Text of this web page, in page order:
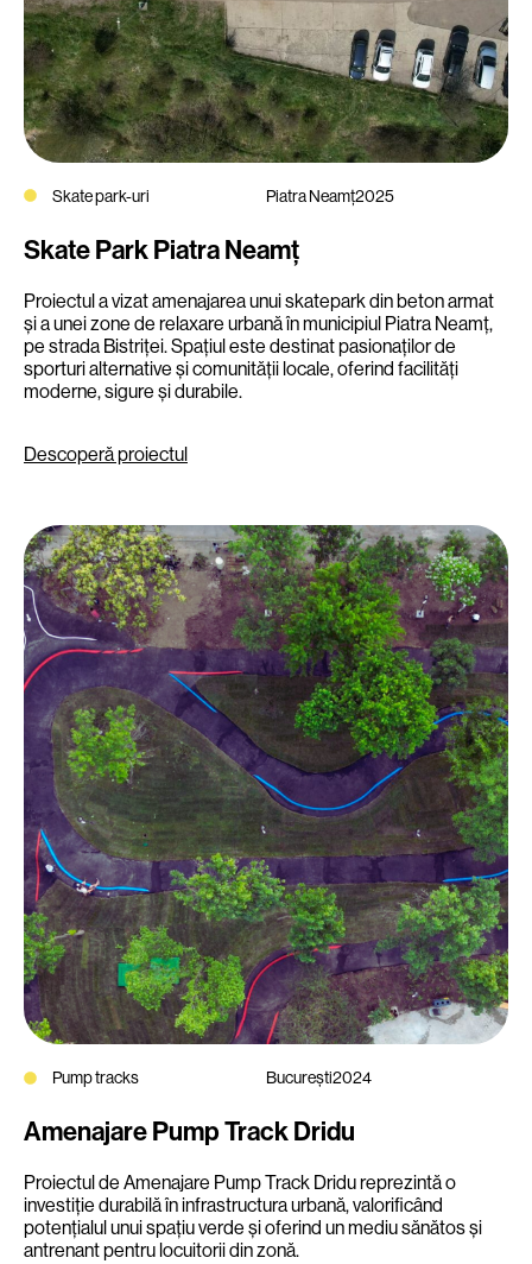
Skate park-uri Piatra Neamț2025
Skate Park Piatra Neamț
Proiectul a vizat amenajarea unui skatepark din beton armat
și a unei zone de relaxare urbană în municipiul Piatra Neamț,
pe strada Bistriței. Spațiul este destinat pasionaților de
sporturi alternative și comunității locale, oferind facilități
moderne, sigure și durabile.
Descoperă proiectul
Pump tracks București2024
Amenajare Pump Track Dridu
Proiectul de Amenajare Pump Track Dridu reprezintă o
investiție durabilă în infrastructura urbană, valorificând
potențialul unui spațiu verde și oferind un mediu sănătos și
antrenant pentru locuitorii din zonă.